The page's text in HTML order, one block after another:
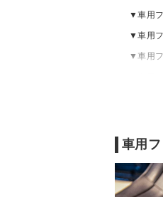
車用
車用
車用
車用